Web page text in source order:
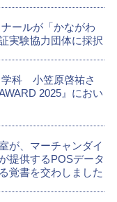
ールが「かながわ
実験協力団体に採択
学科 小笠原啓祐さ
2025』におい
が、マーチャンダイ
提供するPOSデータ
覚書を交わしました